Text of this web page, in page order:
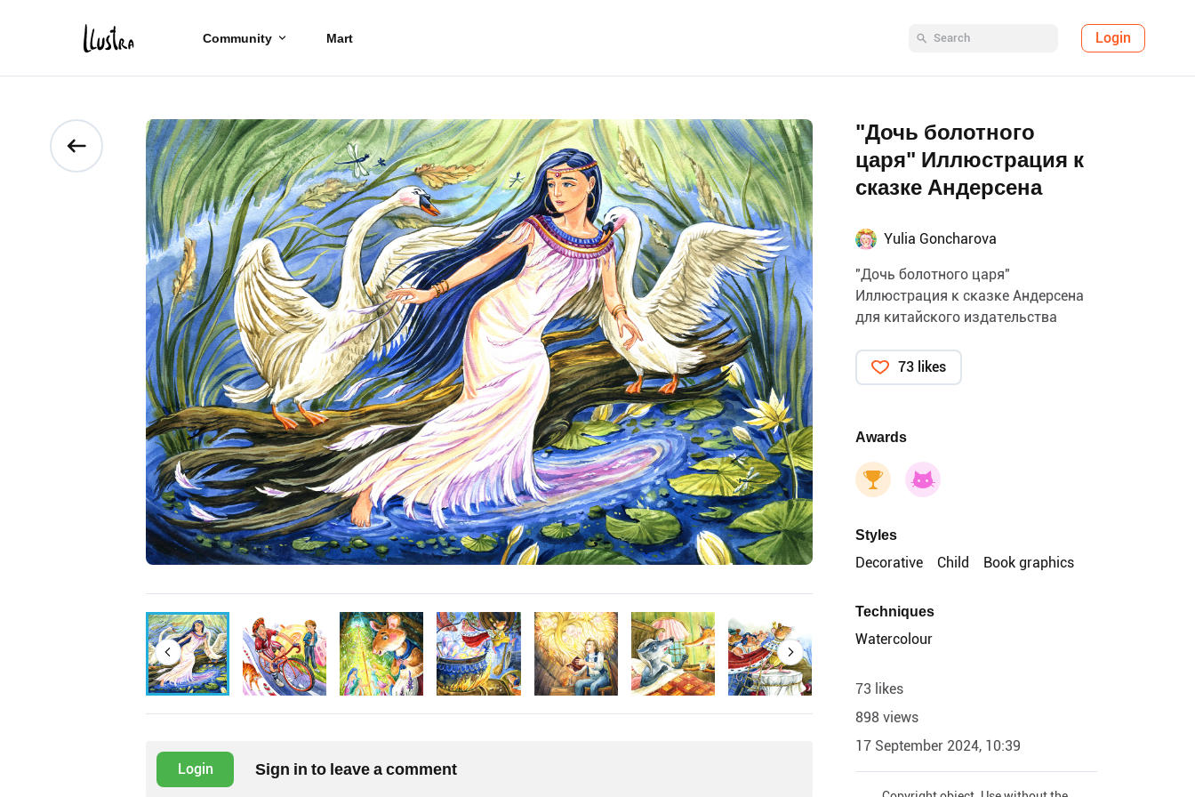
Community Mart Login
Login Sign in to leave a comment
"Дочь болотного
царя" Иллюстрация к
сказке Андерсена
Yulia Goncharova
"Дочь болотного царя"
Иллюстрация к сказке Андерсена
для китайского издательства
73 likes
Awards
Styles
Decorative
Child Book graphics
Techniques
Watercolour
73 likes
898 views
17 September 2024, 10:39